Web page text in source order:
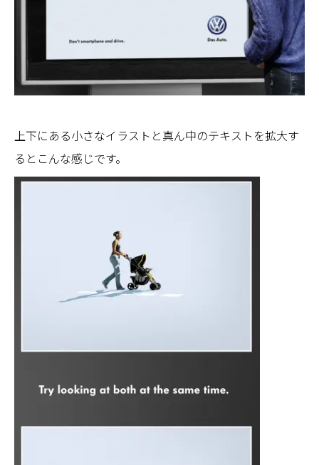
上下にある小さなイラストと真ん中のテキストを拡大す
るとこんな感じです。